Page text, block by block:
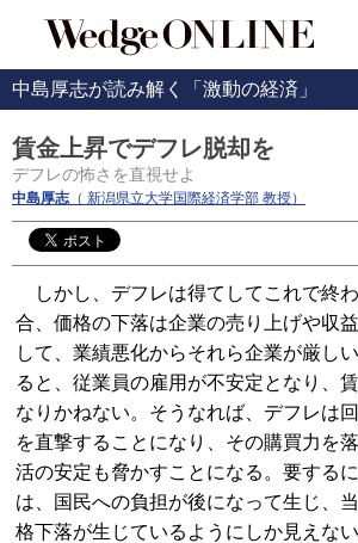
中島厚志が読み解く「激動の経済」
賃金上昇でデフレ脱却を
デフレの怖さを直視せよ
中島厚志（ 新潟県立大学国際経済学部 教授）
しかし、デフレは得てしてこれで終
合、価格の下落は企業の売り上げや収
して、業績悪化からそれら企業が厳し
ると、従業員の雇用が不安定となり、
なりかねない。そうなれば、デフレは
を直撃することになり、その購買力を
活の安定も脅かすことになる。要する
は、国民への負担が後になって生じ、
格下落が生じているようにしか見えな